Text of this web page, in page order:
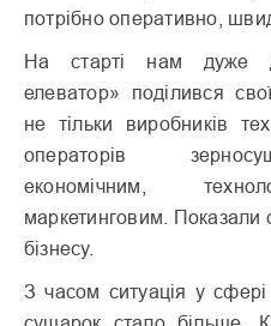
потрібно оперативно,
На старті нам дуже
елеватор» поділився
не тільки виробників
операторів
економічним,
маркетинговим. Показали
бізнесу.
З часом ситуація у